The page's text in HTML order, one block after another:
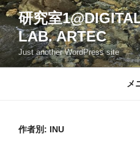
コ
ン
テ
ン
ツ
研究室
LAB. ARTEC
Just another WordPress site
メ
作者別: INU